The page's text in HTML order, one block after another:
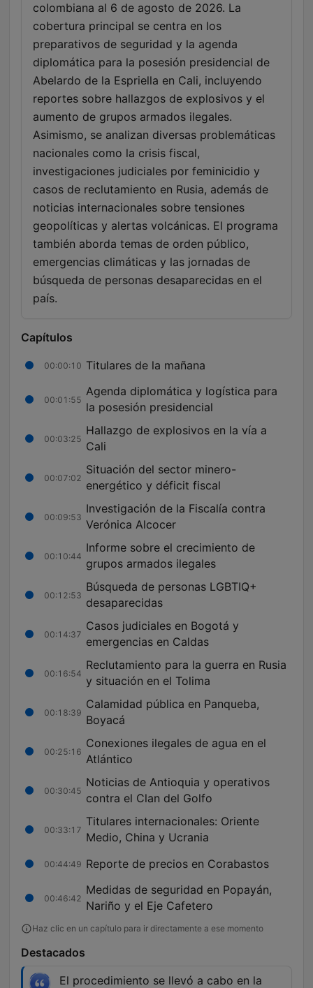
colombiana al 6 de agosto de 2026. La
cobertura principal se centra en los
preparativos de seguridad y la agenda
diplomática para la posesión presidencial de
Abelardo de la Espriella en Cali, incluyendo
reportes sobre hallazgos de explosivos y el
aumento de grupos armados ilegales.
Asimismo, se analizan diversas problemáticas
nacionales como la crisis fiscal,
investigaciones judiciales por feminicidio y
casos de reclutamiento en Rusia, además de
noticias internacionales sobre tensiones
geopolíticas y alertas volcánicas. El programa
también aborda temas de orden público,
emergencias climáticas y las jornadas de
búsqueda de personas desaparecidas en el
país.
Capítulos
00:00:10 Titulares de la mañana
00:01:55
Agenda diplomática y logística para
la posesión presidencial
00:03:25
Hallazgo de explosivos en la vía a
Cali
00:07:02
Situación del sector minero-
energético y déficit fiscal
00:09:53
Investigación de la Fiscalía contra
Verónica Alcocer
00:10:44
Informe sobre el crecimiento de
grupos armados ilegales
00:12:53
Búsqueda de personas LGBTIQ+
desaparecidas
00:14:37
Casos judiciales en Bogotá y
emergencias en Caldas
00:16:54
Reclutamiento para la guerra en Rusia
y situación en el Tolima
00:18:39
Calamidad pública en Panqueba,
Boyacá
00:25:16
Conexiones ilegales de agua en el
Atlántico
00:30:45
Noticias de Antioquia y operativos
contra el Clan del Golfo
00:33:17
Titulares internacionales: Oriente
Medio, China y Ucrania
00:44:49 Reporte de precios en Corabastos
00:46:42
Medidas de seguridad en Popayán,
Nariño y el Eje Cafetero
Haz clic en un capítulo para ir directamente a ese momento
Destacados
El procedimiento se llevó a cabo en la